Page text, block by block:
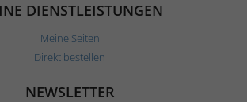
DIENSTLEISTUNGEN
Meine Seiten
Direkt bestellen
NEWSLETTER